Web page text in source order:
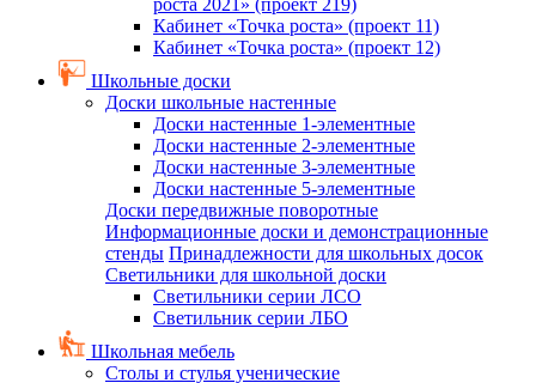
роста 2021» (проект 219)
Кабинет «Точка роста» (проект 11)
Кабинет «Точка роста» (проект 12)
Школьные доски
Доски школьные настенные
Доски настенные 1-элементные
Доски настенные 2-элементные
Доски настенные 3-элементные
Доски настенные 5-элементные
Доски передвижные поворотные
Информационные доски и демонстрационные
стенды Принадлежности для школьных досок
Светильники для школьной доски
Светильники серии ЛСО
Светильник серии ЛБО
Школьная мебель
Столы и стулья ученические